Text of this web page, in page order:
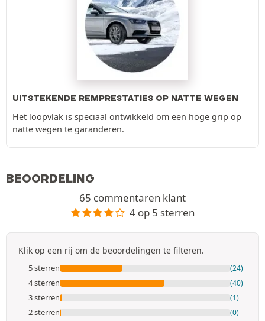
UITSTEKENDE REMPRESTATIES OP NATTE WEGEN
Het loopvlak is speciaal ontwikkeld om een hoge grip op
natte wegen te garanderen.
BEOORDELING
65 commentaren klant
4 op 5 sterren
Klik op een rij om de beoordelingen te filteren.
5 sterren (24)
4 sterren (40)
3 sterren (1)
2 sterren (0)